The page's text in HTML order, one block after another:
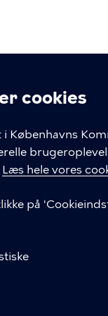
cookies
Københavns
Læs hele vores
på